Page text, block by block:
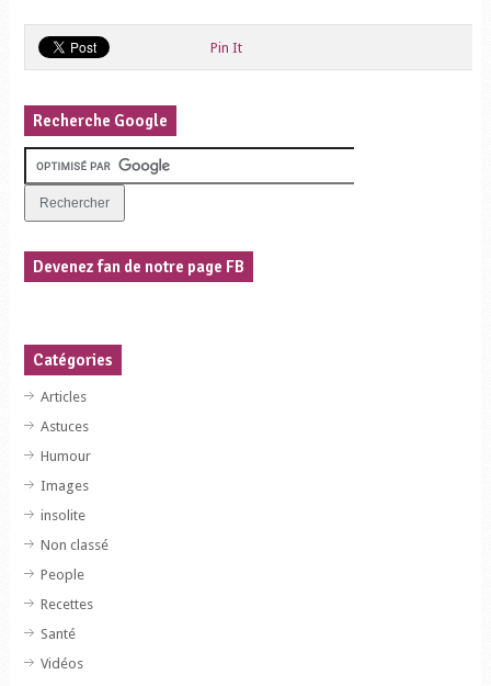
Pin It
Recherche Google
Devenez fan de notre page FB
Catégories
Articles
Astuces
Humour
Images
insolite
Non classé
People
Recettes
Santé
Vidéos